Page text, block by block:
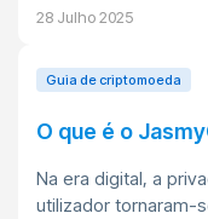
28 Julho 2025
Guia de criptomoeda
O que é o
Na era digital, a
utilizador tornaram-